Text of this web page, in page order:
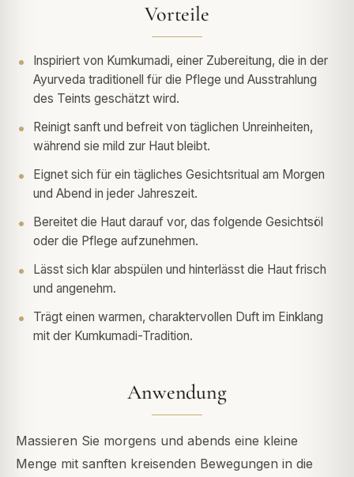
Vorteile
Inspiriert von Kumkumadi, einer Zubereitung, die in der
Ayurveda traditionell für die Pflege und Ausstrahlung
des Teints geschätzt wird.
Reinigt sanft und befreit von täglichen Unreinheiten,
während sie mild zur Haut bleibt.
Eignet sich für ein tägliches Gesichtsritual am Morgen
und Abend in jeder Jahreszeit.
Bereitet die Haut darauf vor, das folgende Gesichtsöl
oder die Pflege aufzunehmen.
Lässt sich klar abspülen und hinterlässt die Haut frisch
und angenehm.
Trägt einen warmen, charaktervollen Duft im Einklang
mit der Kumkumadi-Tradition.
Anwendung
Massieren Sie morgens und abends eine kleine
Menge mit sanften kreisenden Bewegungen in die